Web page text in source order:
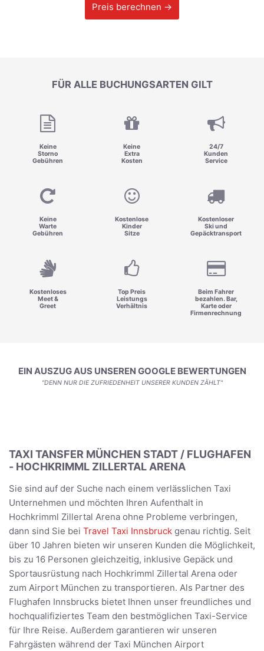
Preis berechnen →
FÜR ALLE BUCHUNGSARTEN GILT
Keine
Storno
Gebühren
Keine
Extra
Kosten
24/7
Kunden
Service
Keine
Warte
Gebühren
Kostenlose
Kinder
Sitze
Kostenloser
Ski und
Gepäcktransport
Kostenloses
Meet &
Greet
Top Preis
Leistungs
Verhältnis
Beim Fahrer
bezahlen. Bar,
Karte oder
Firmenrechnung
EIN AUSZUG AUS UNSEREN GOOGLE BEWERTUNGEN
"DENN NUR DIE ZUFRIEDENHEIT UNSERER KUNDEN ZÄHLT"
TAXI TANSFER MÜNCHEN STADT / FLUGHAFEN
- HOCHKRIMML ZILLERTAL ARENA
Sie sind auf der Suche nach einem verlässlichen Taxi
Unternehmen und möchten Ihren Aufenthalt in
Hochkrimml Zillertal Arena ohne Probleme verbringen,
dann sind Sie bei Travel Taxi Innsbruck genau richtig. Seit
über 10 Jahren bieten wir unseren Kunden die Möglichkeit,
bis zu 16 Personen gleichzeitig, inklusive Gepäck und
Sportausrüstung nach Hochkrimml Zillertal Arena oder
zum Airport München zu transportieren. Als Partner des
Flughafen Innsbrucks bietet Ihnen unser freundliches und
hochqualifiziertes Team den bestmöglichen Taxi-Service
für Ihre Reise. Außerdem garantieren wir unseren
Fahrgästen während der Taxi München Airport